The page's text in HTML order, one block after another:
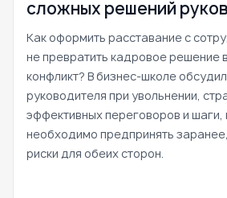
сложных решений
Как оформить расставание с
не превратить кадровое решение
конфликт? В бизнес-школе
руководителя при увольнении,
эффективных переговоров и шаги,
необходимо предпринять
риски для обеих сторон.